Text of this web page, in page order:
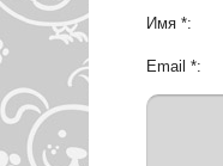
Имя *:
Email *: